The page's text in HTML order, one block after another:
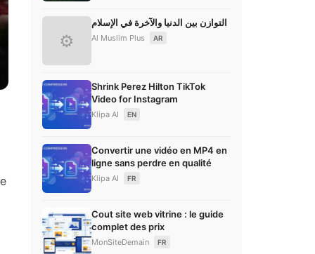
⚙
التوازن بين الدنيا والآخرة في الإسلام
Al Muslim Plus AR
Shrink Perez Hilton TikTok
Video for Instagram
Klipa AI EN
Convertir une vidéo en MP4 en
ligne sans perdre en qualité
Klipa AI FR
Cout site web vitrine : le guide
complet des prix
MonSiteDemain FR